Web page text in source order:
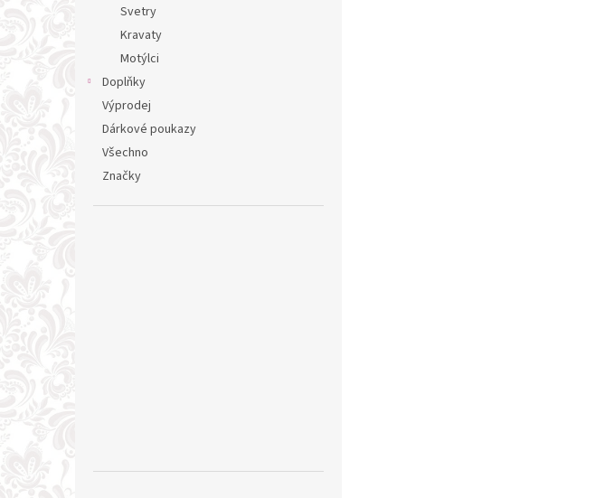
Svetry
Kravaty
Motýlci
Doplňky
Výprodej
Dárkové poukazy
Všechno
Značky